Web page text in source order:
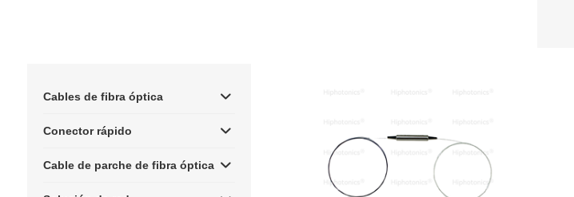
Cables de fibra óptica
Conector rápido
Cable de parche de fibra óptica